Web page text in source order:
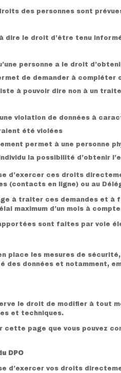
des personnes sont
dire le droit d’être tenu
personne a le droit
de demander à compléter
à pouvoir dire non à un
violation de données à
été violées
permet à une personne
la possibilité d’obtenir
d’exercer ces droits
(contacts en ligne) ou au
à traiter ces demandes et
maximum d’un mois à
sont faites par voie
place les mesures de
données et notamment,
le droit de modifier à tout
et techniques.
cette page que vous pouvez
DPO
d’exercer vos droits